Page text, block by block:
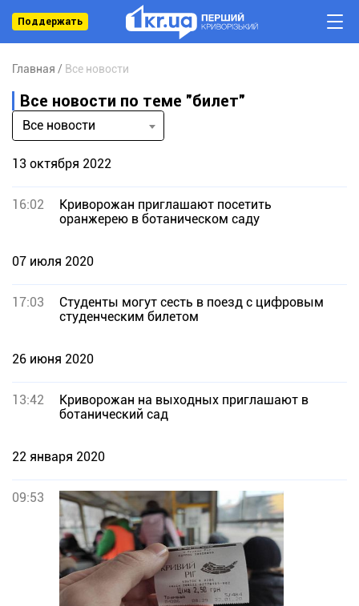
Поддержать
Главная Все новости
Все новости по теме "билет"
Все новости
13 октября 2022
16:02
Криворожан приглашают посетить
оранжерею в ботаническом саду
07 июля 2020
17:03
Студенты могут сесть в поезд с цифровым
студенческим билетом
26 июня 2020
13:42
Криворожан на выходных приглашают в
ботанический сад
22 января 2020
09:53